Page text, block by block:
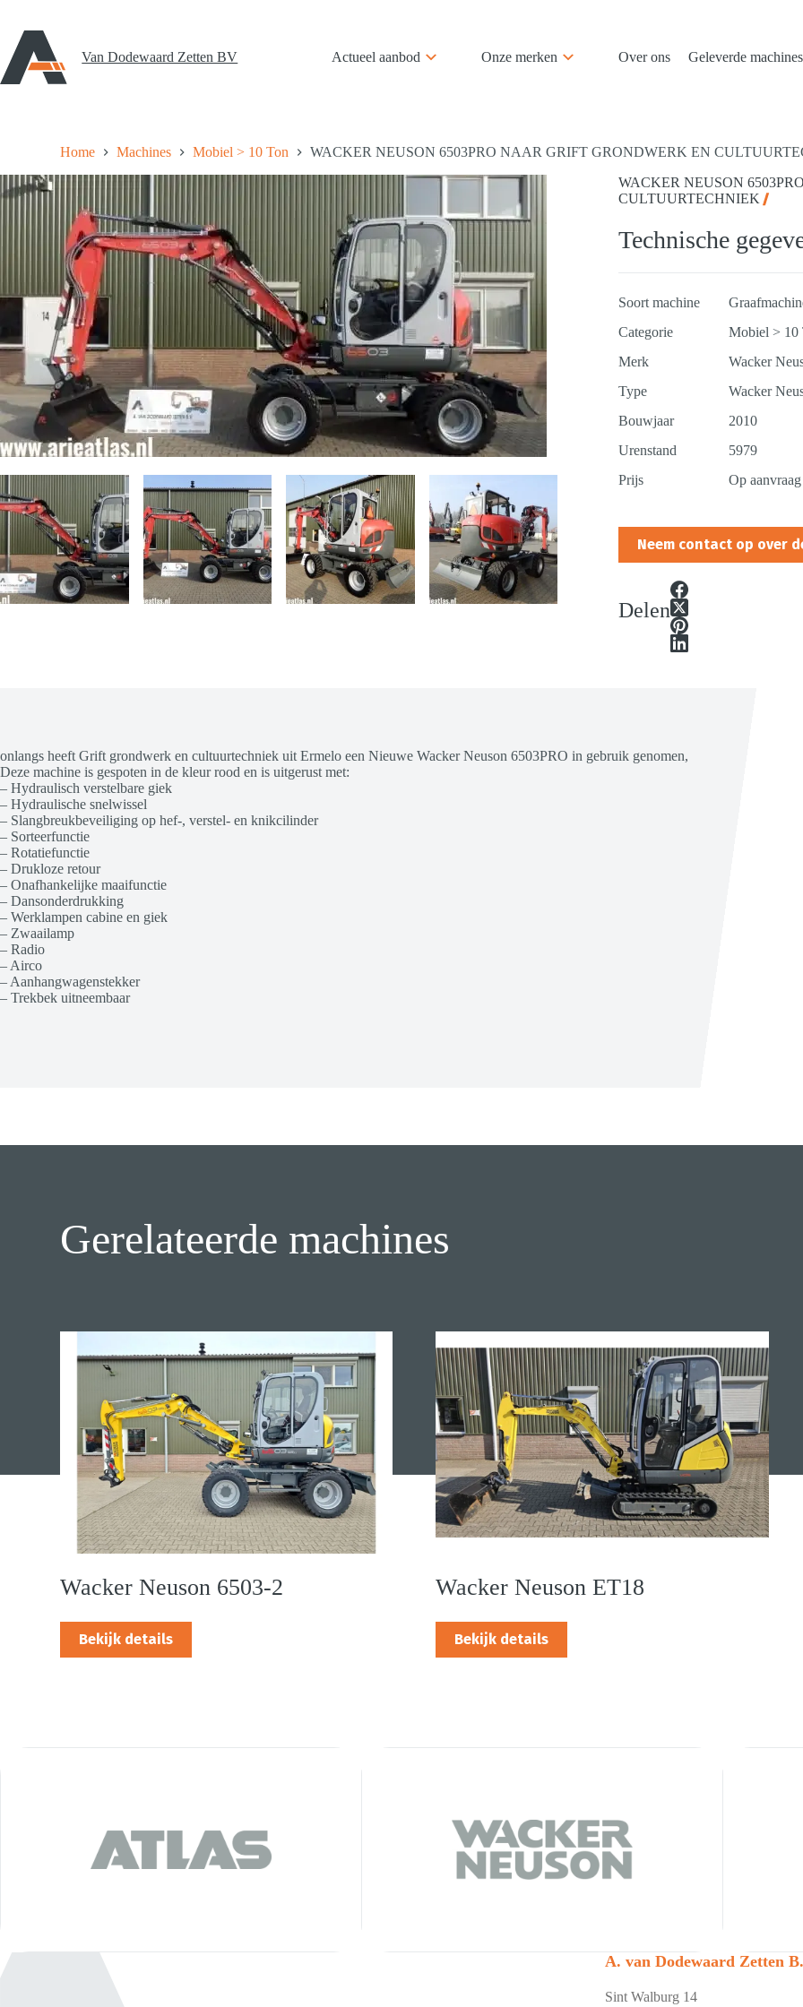
inhoud
Van Dodewaard Zetten BV Actueel aanbod Onze merken Over ons Geleverde machines
Home Machines Mobiel > 10 Ton
WACKER NEUSON 6503PRO NAAR GRIFT GRONDWERK EN
WACKER NEUSON
CULTUURTECHNIEK
Technische
Soort machine
Categorie
Mobiel > 10
Merk
Wacker
Type
Wacker
Bouwjaar
2010
Urenstand
5979
Prijs
Op aanvraag
Neem contact op over
Delen
onlangs heeft Grift grondwerk en cultuurtechniek uit Ermelo een Nieuwe Wacker Neuson 6503PRO in gebruik genomen,
Deze machine is gespoten in de kleur rood en is uitgerust met:
– Hydraulisch verstelbare giek
– Hydraulische snelwissel
– Slangbreukbeveiliging op hef-, verstel- en knikcilinder
– Sorteerfunctie
– Rotatiefunctie
– Drukloze retour
– Onafhankelijke maaifunctie
– Dansonderdrukking
– Werklampen cabine en giek
– Zwaailamp
– Radio
– Airco
– Aanhangwagenstekker
– Trekbek uitneembaar
Gerelateerde machines
Wacker Neuson 6503-2
Bekijk details
Wacker Neuson ET18
Bekijk details
A. van Dodewaard Zetten
Sint Walburg 14